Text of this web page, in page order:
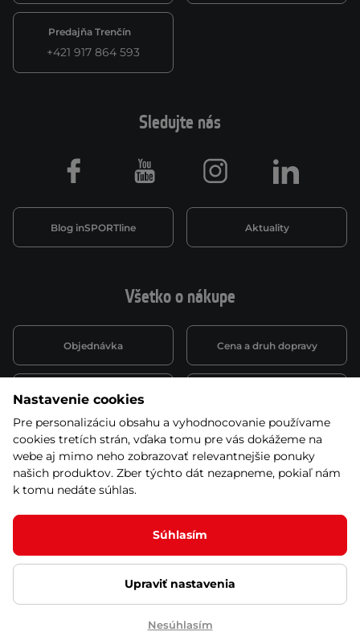
Predajňa Trenčín
+421 917 864 593
Všetko o nákupe
Objednávka Cena a druh dopravy
Spôsob platby
Montáž a servis Reklamácie a záruka
Kariéra
Sledujte nás
Blog inSPORTline Aktuality
Facebook Youtube Instagram LinkedIn
© 2026 Stores inSPORTline SK, s.r.o. Všetky práva vyhradené
Ochrana osobných údajov Nastavenie cookies
Nastavenie cookies
Pre personalizáciu obsahu a vyhodnocovanie používame
cookies tretích strán, vďaka tomu pre vás dokážeme na
webe aj mimo neho zobrazovať relevantnejšie ponuky
našich produktov. Zber týchto dát nezapneme, pokiaľ nám
k tomu nedáte súhlas.
Súhlasím
Upraviť nastavenia
Nesúhlasím